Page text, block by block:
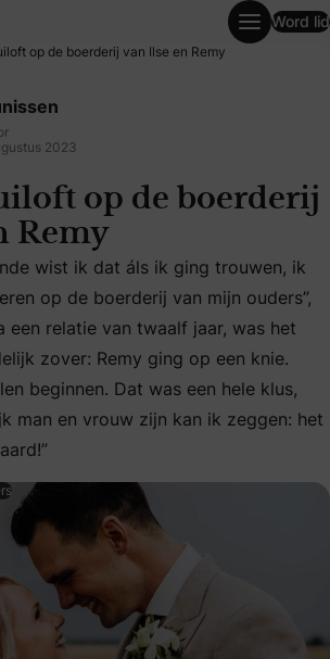
van Ilse en Remy
Word lid
op de boerderij van Ilse en Remy
2023
op de boerderij
Remy
wist ik dat áls ik ging trouwen, ik
wist ik dat áls ik ging trouwen, ik
op de boerderij van mijn ouders”,
een relatie van twaalf jaar, was het
zover: Remy ging op een knie.
beginnen. Dat was een hele klus,
man en vrouw zijn kan ik zeggen: het